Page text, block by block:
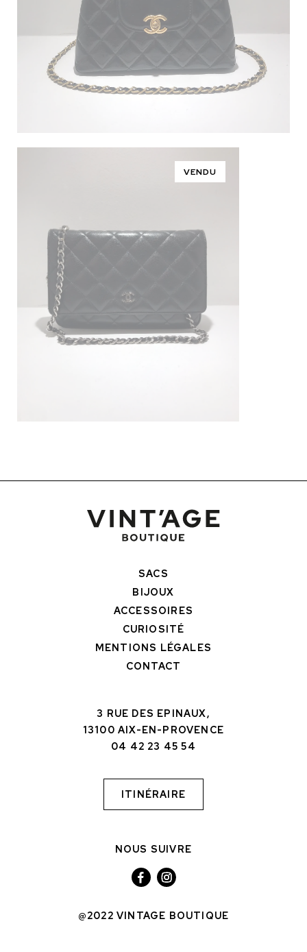
VENDU
SACS
BIJOUX
ACCESSOIRES
CURIOSITÉ
MENTIONS LÉGALES
CONTACT
3 RUE DES EPINAUX,
13100 AIX-EN-PROVENCE
04 42 23 45 54
ITINÉRAIRE
NOUS SUIVRE
@2022 VINTAGE BOUTIQUE